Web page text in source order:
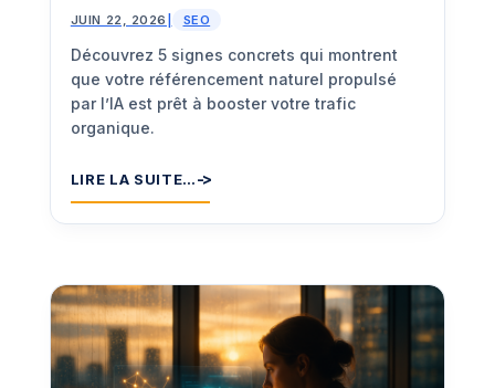
JUIN 22, 2026 SEO
Découvrez 5 signes concrets qui montrent
que votre référencement naturel propulsé
par l’IA est prêt à booster votre trafic
organique.
LIRE LA SUITE…